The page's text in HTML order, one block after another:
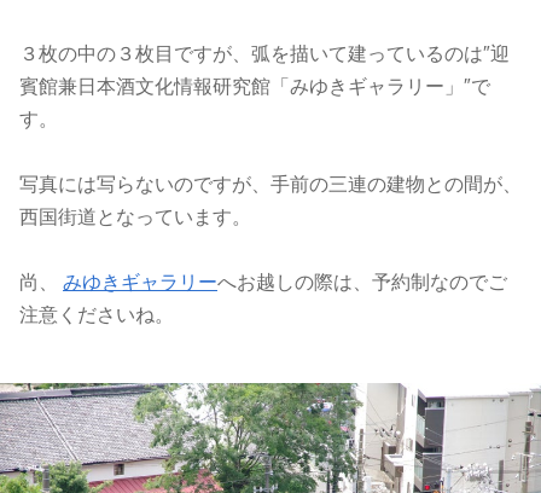
３枚の中の３枚目ですが、弧を描いて建っているのは″迎
賓館兼日本酒文化情報研究館「みゆきギャラリー」″で
す。
写真には写らないのですが、手前の三連の建物との間が、
西国街道となっています。
尚、 みゆきギャラリーへお越しの際は、予約制なのでご
注意くださいね。